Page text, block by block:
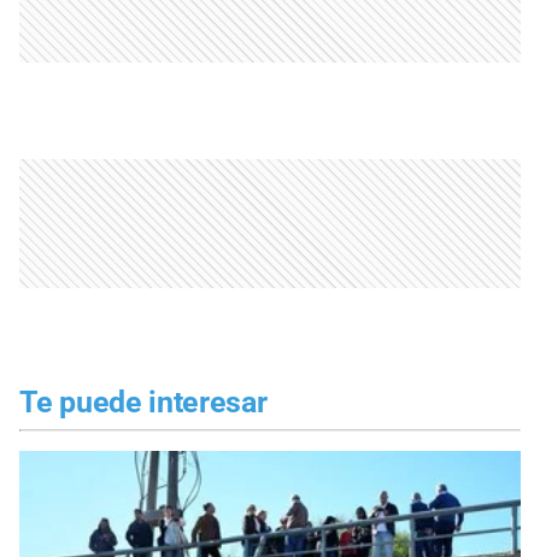
Te puede interesar